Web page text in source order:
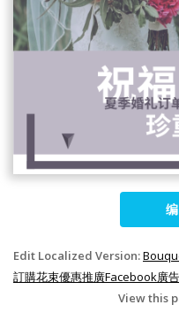
Edit Localized Version:
訂購花束優惠推廣Facebook廣
View this